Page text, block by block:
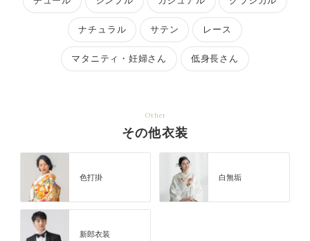
ナチュラル サテン レース
マタニティ・妊婦さん 低身長さん
Other
その他衣装
色打掛 白無垢
新郎衣装